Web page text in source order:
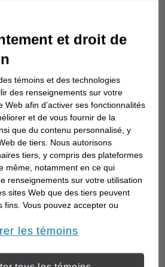
un
investissement
en investissement est
comment commencer.
et droit de
témoins et des technologies
des renseignements sur votre
Web afin d’activer ses fonctionnalités
et de vous fournir de la
que du contenu personnalisé, y
de tiers. Nous autorisons
tiers, y compris des plateformes
même, notamment en ce qui
renseignements sur votre utilisation
sites Web que des tiers peuvent
fins. Vous pouvez accepter ou
la façon dont nous utilisons les
Déclaration de confidentialité de
les témoins